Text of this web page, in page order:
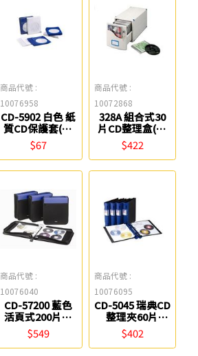
商品代號 :
10076958
CD-5902 白色 紙
質CD保護套(50
入) Flying
$67
商品代號 :
10072868
328A 組合式30
片CD整理盒(空
盒) Flying
$422
商品代號 :
10076040
CD-57200 藍色
活頁式200片織
帶CD拉鍊包
Flying
$549
商品代號 :
10076095
CD-5045 瑞典CD
整理夾60片
Flying
$402